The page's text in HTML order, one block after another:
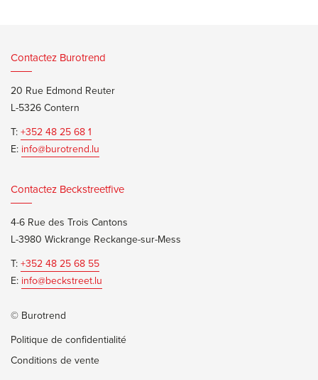
Contactez Burotrend
20 Rue Edmond Reuter
L-5326 Contern
T:+352 48 25 68 1
E: info@burotrend.lu
Contactez Beckstreetfive
4-6 Rue des Trois Cantons
L-3980 Wickrange Reckange-sur-Mess
T:+352 48 25 68 55
E: info@beckstreet.lu
© Burotrend
Politique de confidentialité
Conditions de vente